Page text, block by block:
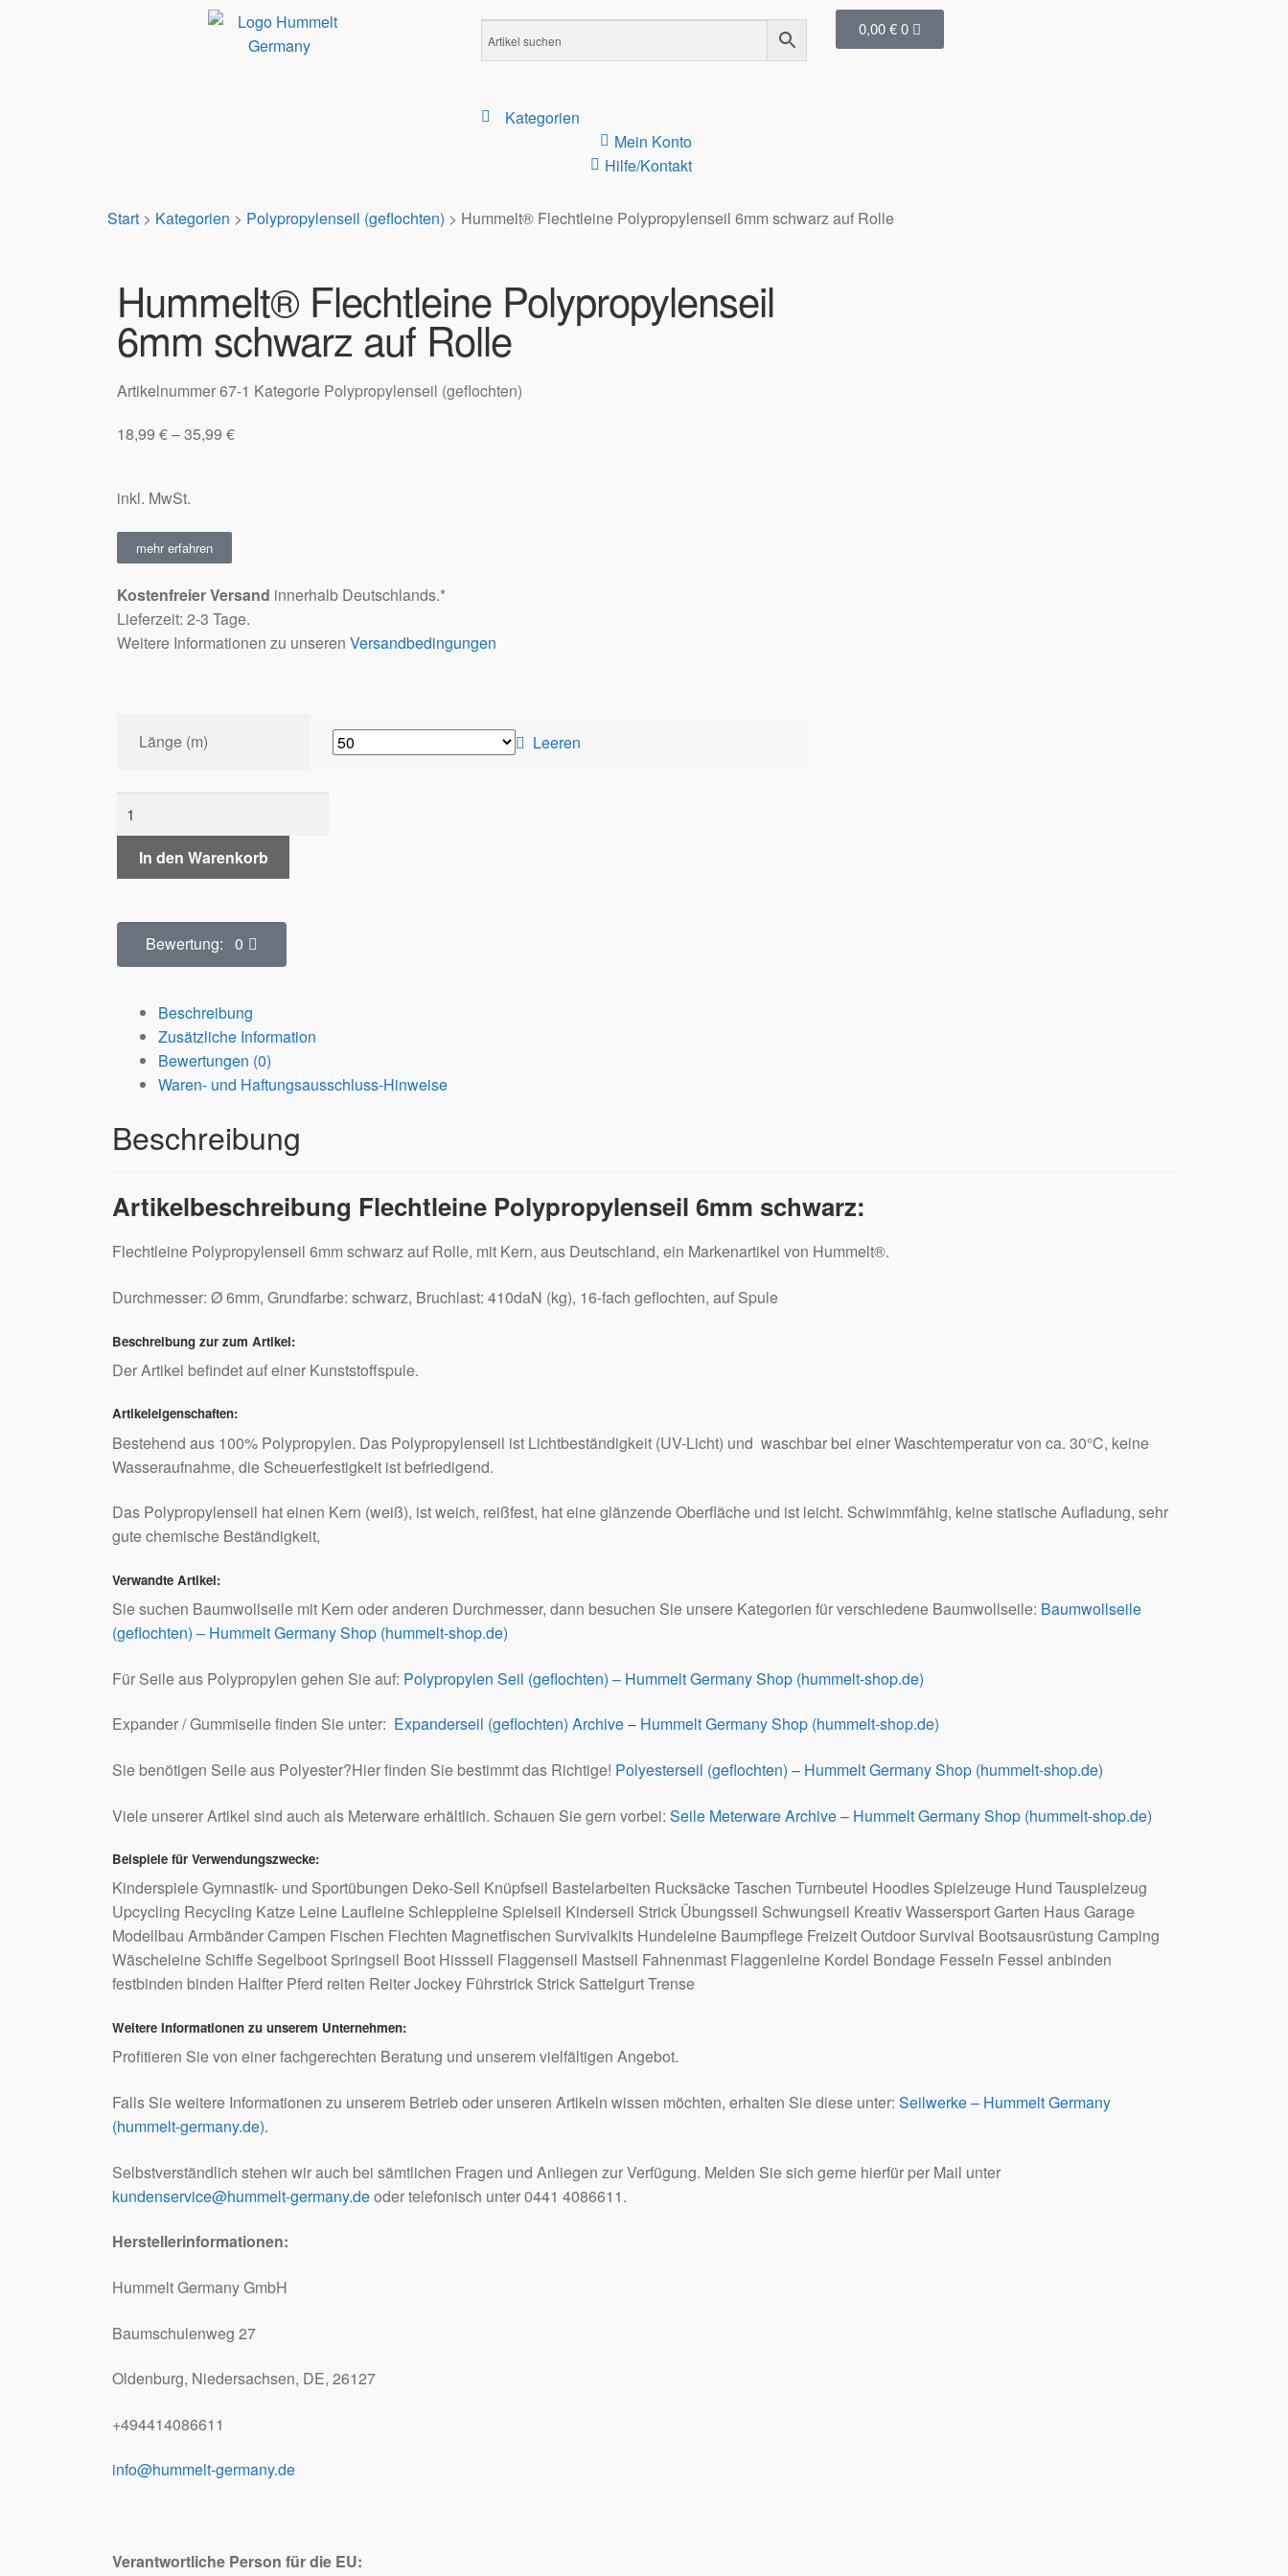
Kategorien
Mein Konto
Hilfe/Kontakt
0,00€0
Start > Kategorien > Polypropylenseil (geflochten) > Hummelt® Flechtleine Polypropylenseil 6mm schwarz auf Rolle
Hummelt® Flechtleine Polypropylenseil
6mm schwarz auf Rolle
Artikelnummer67-1 Kategorie Polypropylenseil (geflochten)
18,99 €–35,99 €
inkl. MwSt.
mehr erfahren
Kostenfreier Versand innerhalb Deutschlands.*
Lieferzeit: 2-3 Tage.
Weitere Informationen zu unseren Versandbedingungen
Länge (m) Leeren
In den Warenkorb
Bewertung: 0
Beschreibung
Zusätzliche Information
Bewertungen (0)
Waren- und Haftungsausschluss-Hinweise
Beschreibung
Artikelbeschreibung Flechtleine Polypropylenseil 6mm schwarz:
Flechtleine Polypropylenseil 6mm schwarz auf Rolle, mit Kern, aus Deutschland, ein Markenartikel von Hummelt®.
Durchmesser: Ø 6mm, Grundfarbe: schwarz, Bruchlast: 410daN (kg), 16-fach geflochten, auf Spule
Beschreibung zur zum Artikel:
Der Artikel befindet auf einer Kunststoffspule.
Artikeleigenschaften:
Bestehend aus 100% Polypropylen. Das Polypropylenseil ist Lichtbeständigkeit (UV-Licht) und waschbar bei einer Waschtemperatur von ca. 30°C, keine
Wasseraufnahme, die Scheuerfestigkeit ist befriedigend.
Das Polypropylenseil hat einen Kern (weiß), ist weich, reißfest, hat eine glänzende Oberfläche und ist leicht. Schwimmfähig, keine statische Aufladung, sehr
gute chemische Beständigkeit,
Verwandte Artikel:
Sie suchen Baumwollseile mit Kern oder anderen Durchmesser, dann besuchen Sie unsere Kategorien für verschiedene Baumwollseile: Baumwollseile
(geflochten) – Hummelt Germany Shop (hummelt-shop.de)
Für Seile aus Polypropylen gehen Sie auf: Polypropylen Seil (geflochten) – Hummelt Germany Shop (hummelt-shop.de)
Expander / Gummiseile finden Sie unter: Expanderseil (geflochten) Archive – Hummelt Germany Shop (hummelt-shop.de)
Sie benötigen Seile aus Polyester?Hier finden Sie bestimmt das Richtige! Polyesterseil (geflochten) – Hummelt Germany Shop (hummelt-shop.de)
Viele unserer Artikel sind auch als Meterware erhältlich. Schauen Sie gern vorbei: Seile Meterware Archive – Hummelt Germany Shop (hummelt-shop.de)
Beispiele für Verwendungszwecke:
Kinderspiele Gymnastik- und Sportübungen Deko-Seil Knüpfseil Bastelarbeiten Rucksäcke Taschen Turnbeutel Hoodies Spielzeuge Hund Tauspielzeug
Upcycling Recycling Katze Leine Laufleine Schleppleine Spielseil Kinderseil Strick Übungsseil Schwungseil Kreativ Wassersport Garten Haus Garage
Modellbau Armbänder Campen Fischen Flechten Magnetfischen Survivalkits Hundeleine Baumpflege Freizeit Outdoor Survival Bootsausrüstung Camping
Wäscheleine Schiffe Segelboot Springseil Boot Hissseil Flaggenseil Mastseil Fahnenmast Flaggenleine Kordel Bondage Fesseln Fessel anbinden
festbinden binden Halfter Pferd reiten Reiter Jockey Führstrick Strick Sattelgurt Trense
Weitere Informationen zu unserem Unternehmen:
Profitieren Sie von einer fachgerechten Beratung und unserem vielfältigen Angebot.
Falls Sie weitere Informationen zu unserem Betrieb oder unseren Artikeln wissen möchten, erhalten Sie diese unter: Seilwerke – Hummelt Germany
(hummelt-germany.de).
Selbstverständlich stehen wir auch bei sämtlichen Fragen und Anliegen zur Verfügung. Melden Sie sich gerne hierfür per Mail unter
kundenservice@hummelt-germany.deoder telefonisch unter 0441 4086611.
Herstellerinformationen:
Hummelt Germany GmbH
Baumschulenweg 27
Oldenburg, Niedersachsen, DE, 26127
+494414086611
info@hummelt-germany.de
Verantwortliche Person für die EU: